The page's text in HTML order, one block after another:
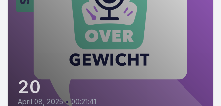
20
April 08, 2025 • 00:21:41